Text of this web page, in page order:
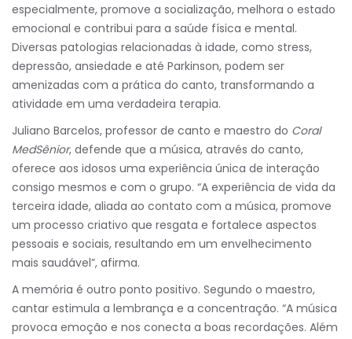
especialmente, promove a socialização, melhora o estado
emocional e contribui para a saúde física e mental.
Diversas patologias relacionadas à idade, como stress,
depressão, ansiedade e até Parkinson, podem ser
amenizadas com a prática do canto, transformando a
atividade em uma verdadeira terapia.
Juliano Barcelos, professor de canto e maestro do Coral
MedSênior, defende que a música, através do canto,
oferece aos idosos uma experiência única de interação
consigo mesmos e com o grupo. “A experiência de vida da
terceira idade, aliada ao contato com a música, promove
um processo criativo que resgata e fortalece aspectos
pessoais e sociais, resultando em um envelhecimento
mais saudável”, afirma.
A memória é outro ponto positivo. Segundo o maestro,
cantar estimula a lembrança e a concentração. “A música
provoca emoção e nos conecta a boas recordações. Além